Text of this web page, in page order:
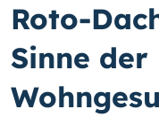
Roto-
Sinne der